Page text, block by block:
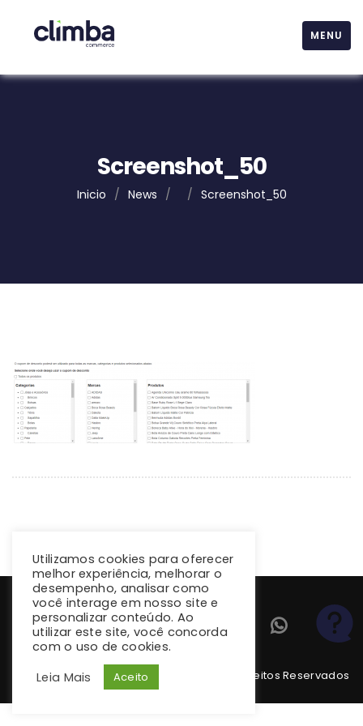
MENU
Screenshot_50
Inicio / News / / Screenshot_50
Copyright 2026 climba.com.br. Todos os Direitos Reservados
Utilizamos cookies para oferecer
melhor experiência, melhorar o
desempenho, analisar como
você interage em nosso site e
personalizar conteúdo. Ao
utilizar este site, você concorda
com o uso de cookies.
Leia Mais
Aceito